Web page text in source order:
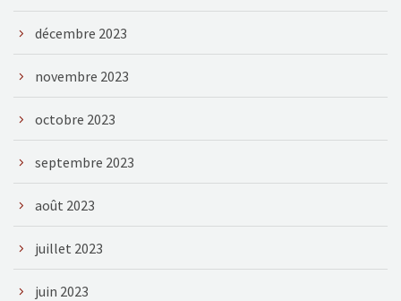
décembre 2023
novembre 2023
octobre 2023
septembre 2023
août 2023
juillet 2023
juin 2023